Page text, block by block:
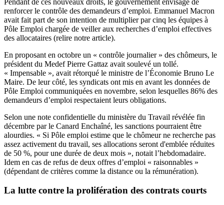
renforcer le contrôle des demandeurs d’emploi. Emmanuel Macron
avait fait part de son intention de multiplier par cinq les équipes à
Pôle Emploi chargée de veiller aux recherches d’emploi effectives
des allocataires (relire notre article).
En proposant en octobre un « contrôle journalier » des chômeurs, le
président du Medef Pierre Gattaz avait soulevé un tollé.
« Impensable », avait rétorqué le ministre de l’Économie Bruno Le
Maire. De leur côté, les syndicats ont mis en avant les données de
Pôle Emploi communiquées en novembre, selon lesquelles 86% des
demandeurs d’emploi respectaient leurs obligations.
Selon une note confidentielle du ministère du Travail révélée fin
décembre par le Canard Enchaîné, les sanctions pourraient être
alourdies. « Si Pôle emploi estime que le chômeur ne recherche pas
assez activement du travail, ses allocations seront d'emblée réduites
de 50 %, pour une durée de deux mois », notait l’hebdomadaire.
Idem en cas de refus de deux offres d’emploi « raisonnables »
(dépendant de critères comme la distance ou la rémunération).
La lutte contre la prolifération des contrats courts